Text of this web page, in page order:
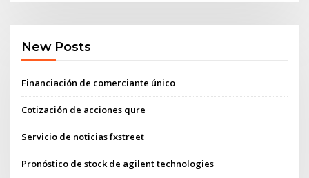
New Posts
Financiación de comerciante único
Cotización de acciones qure
Servicio de noticias fxstreet
Pronóstico de stock de agilent technologies